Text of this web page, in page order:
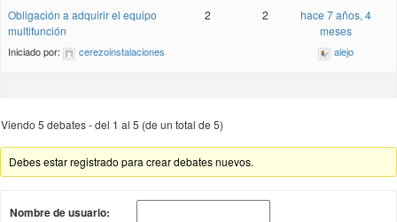
Obligación a adquirir el equipo
multifunción
Iniciado por: cerezoinstalaciones
2 2
hace 7 años, 4
meses
alejo
Viendo 5 debates - del 1 al 5 (de un total de 5)
Debes estar registrado para crear debates nuevos.
Nombre de usuario: